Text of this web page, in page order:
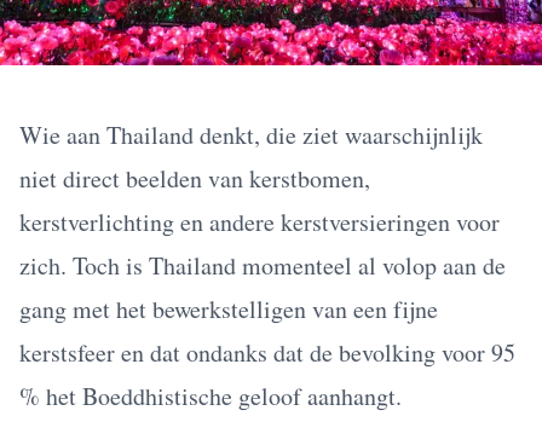
Wie aan Thailand denkt, die ziet waarschijnlijk
niet direct beelden van kerstbomen,
kerstverlichting en andere kerstversieringen voor
zich. Toch is Thailand momenteel al volop aan de
gang met het bewerkstelligen van een fijne
kerstsfeer en dat ondanks dat de bevolking voor 95
% het Boeddhistische geloof aanhangt.